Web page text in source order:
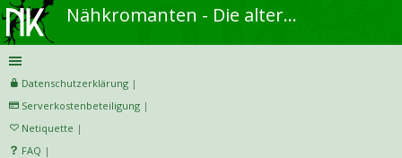
Nähkromanten - Die alternative Näh- und DIY-Community
Datenschutzerklärung |
Serverkostenbeteiligung |
Netiquette |
FAQ |